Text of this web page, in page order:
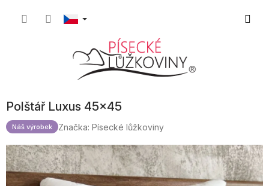
Polštář Luxus 45x45
Náš výrobek Značka: Písecké lůžkoviny